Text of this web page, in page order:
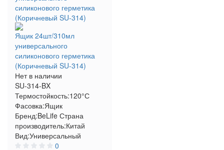
Ящик 24шт/310мл
универсального
силиконового герметика
(Коричневый SU-314)
Нет в наличии
SU-314-BX
Термостойкость:120°С
Фасовка:Ящик
Бренд:BeLife Страна
производитель:Китай
Вид:Универсальный
0